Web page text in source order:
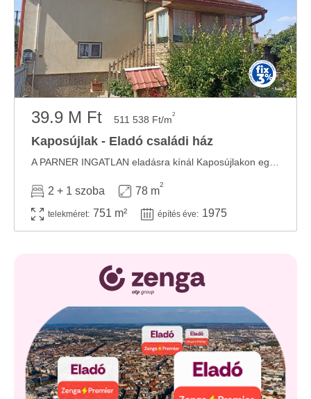
39.9 M Ft 511 538 Ft/m2
Kaposújlak - Eladó családi ház
2 + 1 szoba 78 m
2
telekméret: 751 m² építés éve: 1975